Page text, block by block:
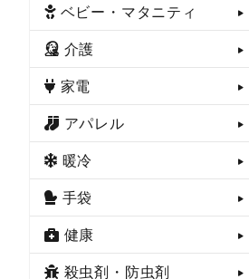
ベビー・マタニティ
介護
家電
アパレル
暖冷
手袋
健康
殺虫剤・防虫剤